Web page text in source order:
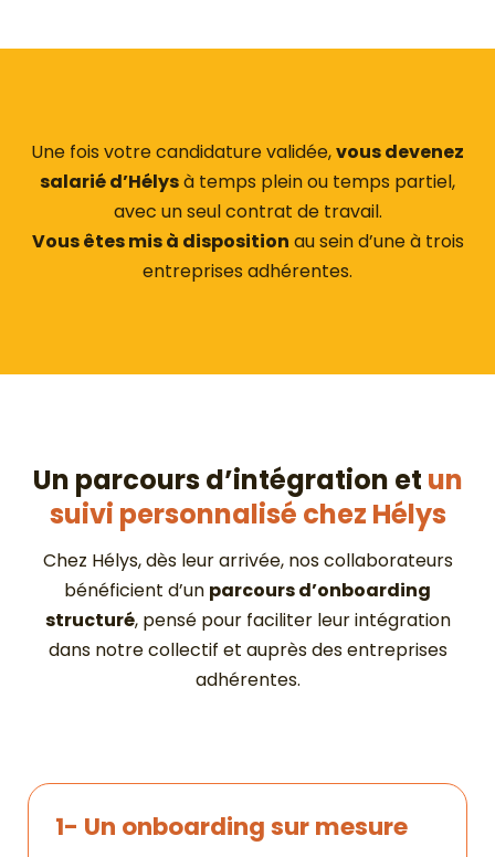
Une fois votre candidature validée,vous devenez
salarié d’Hélysà temps plein ou temps partiel,
avec un seul contrat de travail.
Vous êtes mis à disposition au sein d’une à trois
entreprises adhérentes.
Un parcours d’intégration et un
suivi personnalisé chez Hélys
Chez Hélys, dès leur arrivée, nos collaborateurs
bénéficient d’un parcours d’onboarding
structuré, pensé pour faciliter leur intégration
dans notre collectif et auprès des entreprises
adhérentes.
1- Un onboarding sur mesure